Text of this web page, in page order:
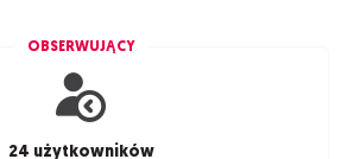
OBSERWUJĄCY
24 użytkowników